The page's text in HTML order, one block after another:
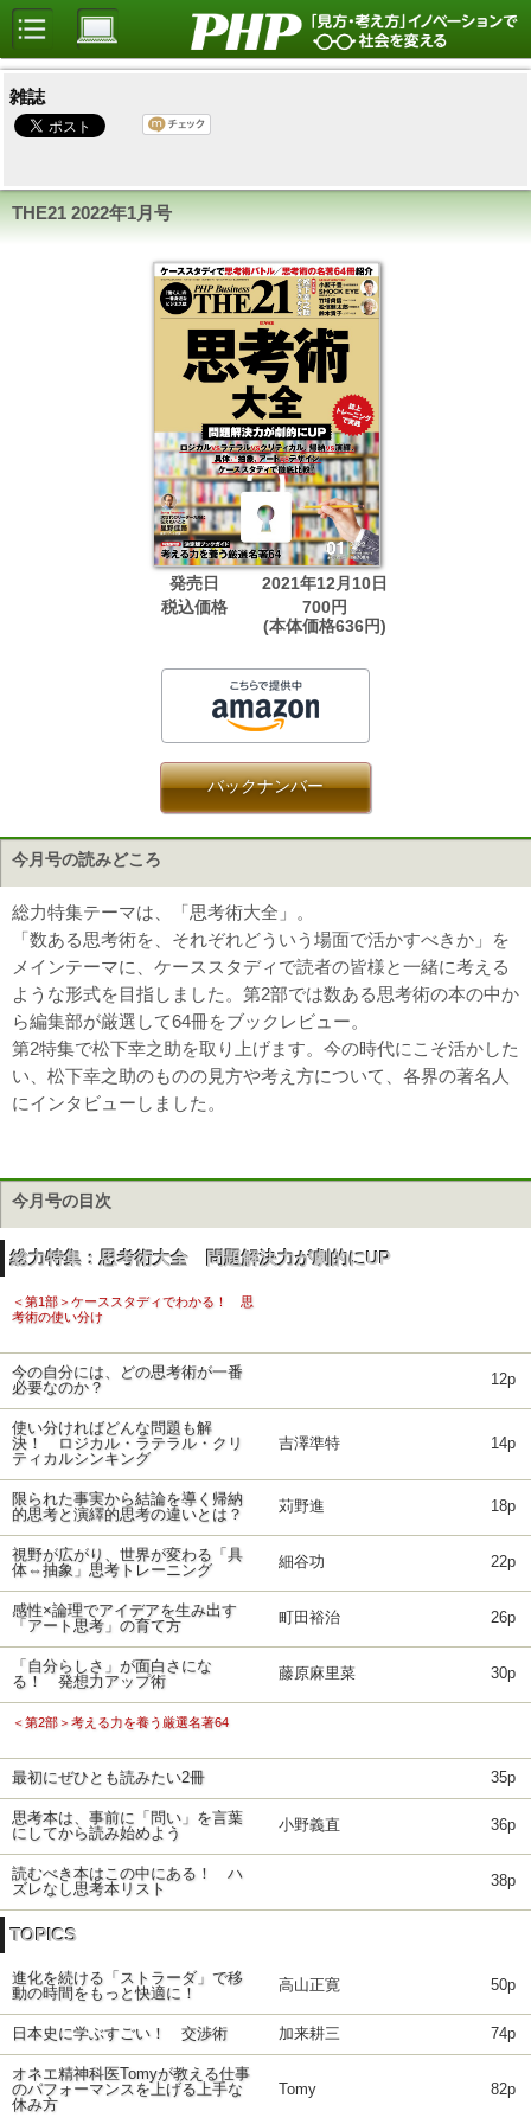
雑誌
THE21 2022年1月号
発売日
2021年12月10日
税込価格
700円
(本体価格636円)
バックナンバー
今月号の読みどころ
総力特集テーマは、「思考術大全」。
「数ある思考術を、それぞれどういう場面で活かすべきか」を
メインテーマに、ケーススタディで読者の皆様と一緒に考える
ような形式を目指しました。第2部では数ある思考術の本の中か
ら編集部が厳選して64冊をブックレビュー。
第2特集で松下幸之助を取り上げます。今の時代にこそ活かした
い、松下幸之助のものの見方や考え方について、各界の著名人
にインタビューしました。
今月号の目次
総力特集：思考術大全 問題解決力が劇的にUP
＜第1部＞ケーススタディでわかる！ 思
考術の使い分け
今の自分には、どの思考術が一番
必要なのか？
12p
使い分ければどんな問題も解
決！ ロジカル・ラテラル・クリ
ティカルシンキング
吉澤準特 14p
限られた事実から結論を導く帰納
的思考と演繹的思考の違いとは？
苅野進 18p
視野が広がり、世界が変わる「具
体⇔抽象」思考トレーニング
細谷功 22p
感性×論理でアイデアを生み出す
「アート思考」の育て方
町田裕治 26p
「自分らしさ」が面白さにな
る！ 発想力アップ術
藤原麻里菜 30p
＜第2部＞考える力を養う厳選名著64
最初にぜひとも読みたい2冊 35p
思考本は、事前に「問い」を言葉
にしてから読み始めよう
小野義直 36p
読むべき本はこの中にある！ ハ
ズレなし思考本リスト
38p
TOPICS
進化を続ける「ストラーダ」で移
動の時間をもっと快適に！
高山正寛 50p
日本史に学ぶすごい！ 交渉術 加来耕三 74p
オネエ精神科医Tomyが教える仕事
のパフォーマンスを上げる上手な
休み方
Tomy 82p